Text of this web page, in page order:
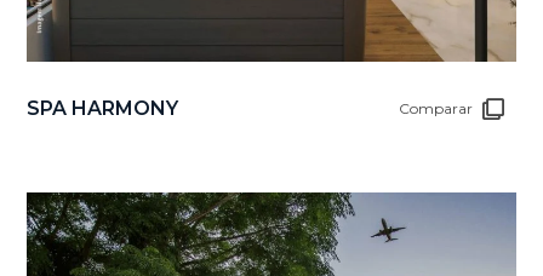
SPA HARMONY Comparar